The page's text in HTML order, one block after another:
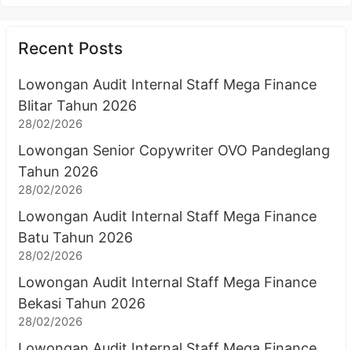
Recent Posts
Lowongan Audit Internal Staff Mega Finance
Blitar Tahun 2026
28/02/2026
Lowongan Senior Copywriter OVO Pandeglang
Tahun 2026
28/02/2026
Lowongan Audit Internal Staff Mega Finance
Batu Tahun 2026
28/02/2026
Lowongan Audit Internal Staff Mega Finance
Bekasi Tahun 2026
28/02/2026